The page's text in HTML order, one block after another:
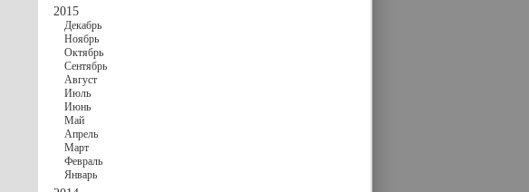
2015
Декабрь
Ноябрь
Октябрь
Сентябрь
Август
Июль
Июнь
Май
Апрель
Март
Февраль
Январь